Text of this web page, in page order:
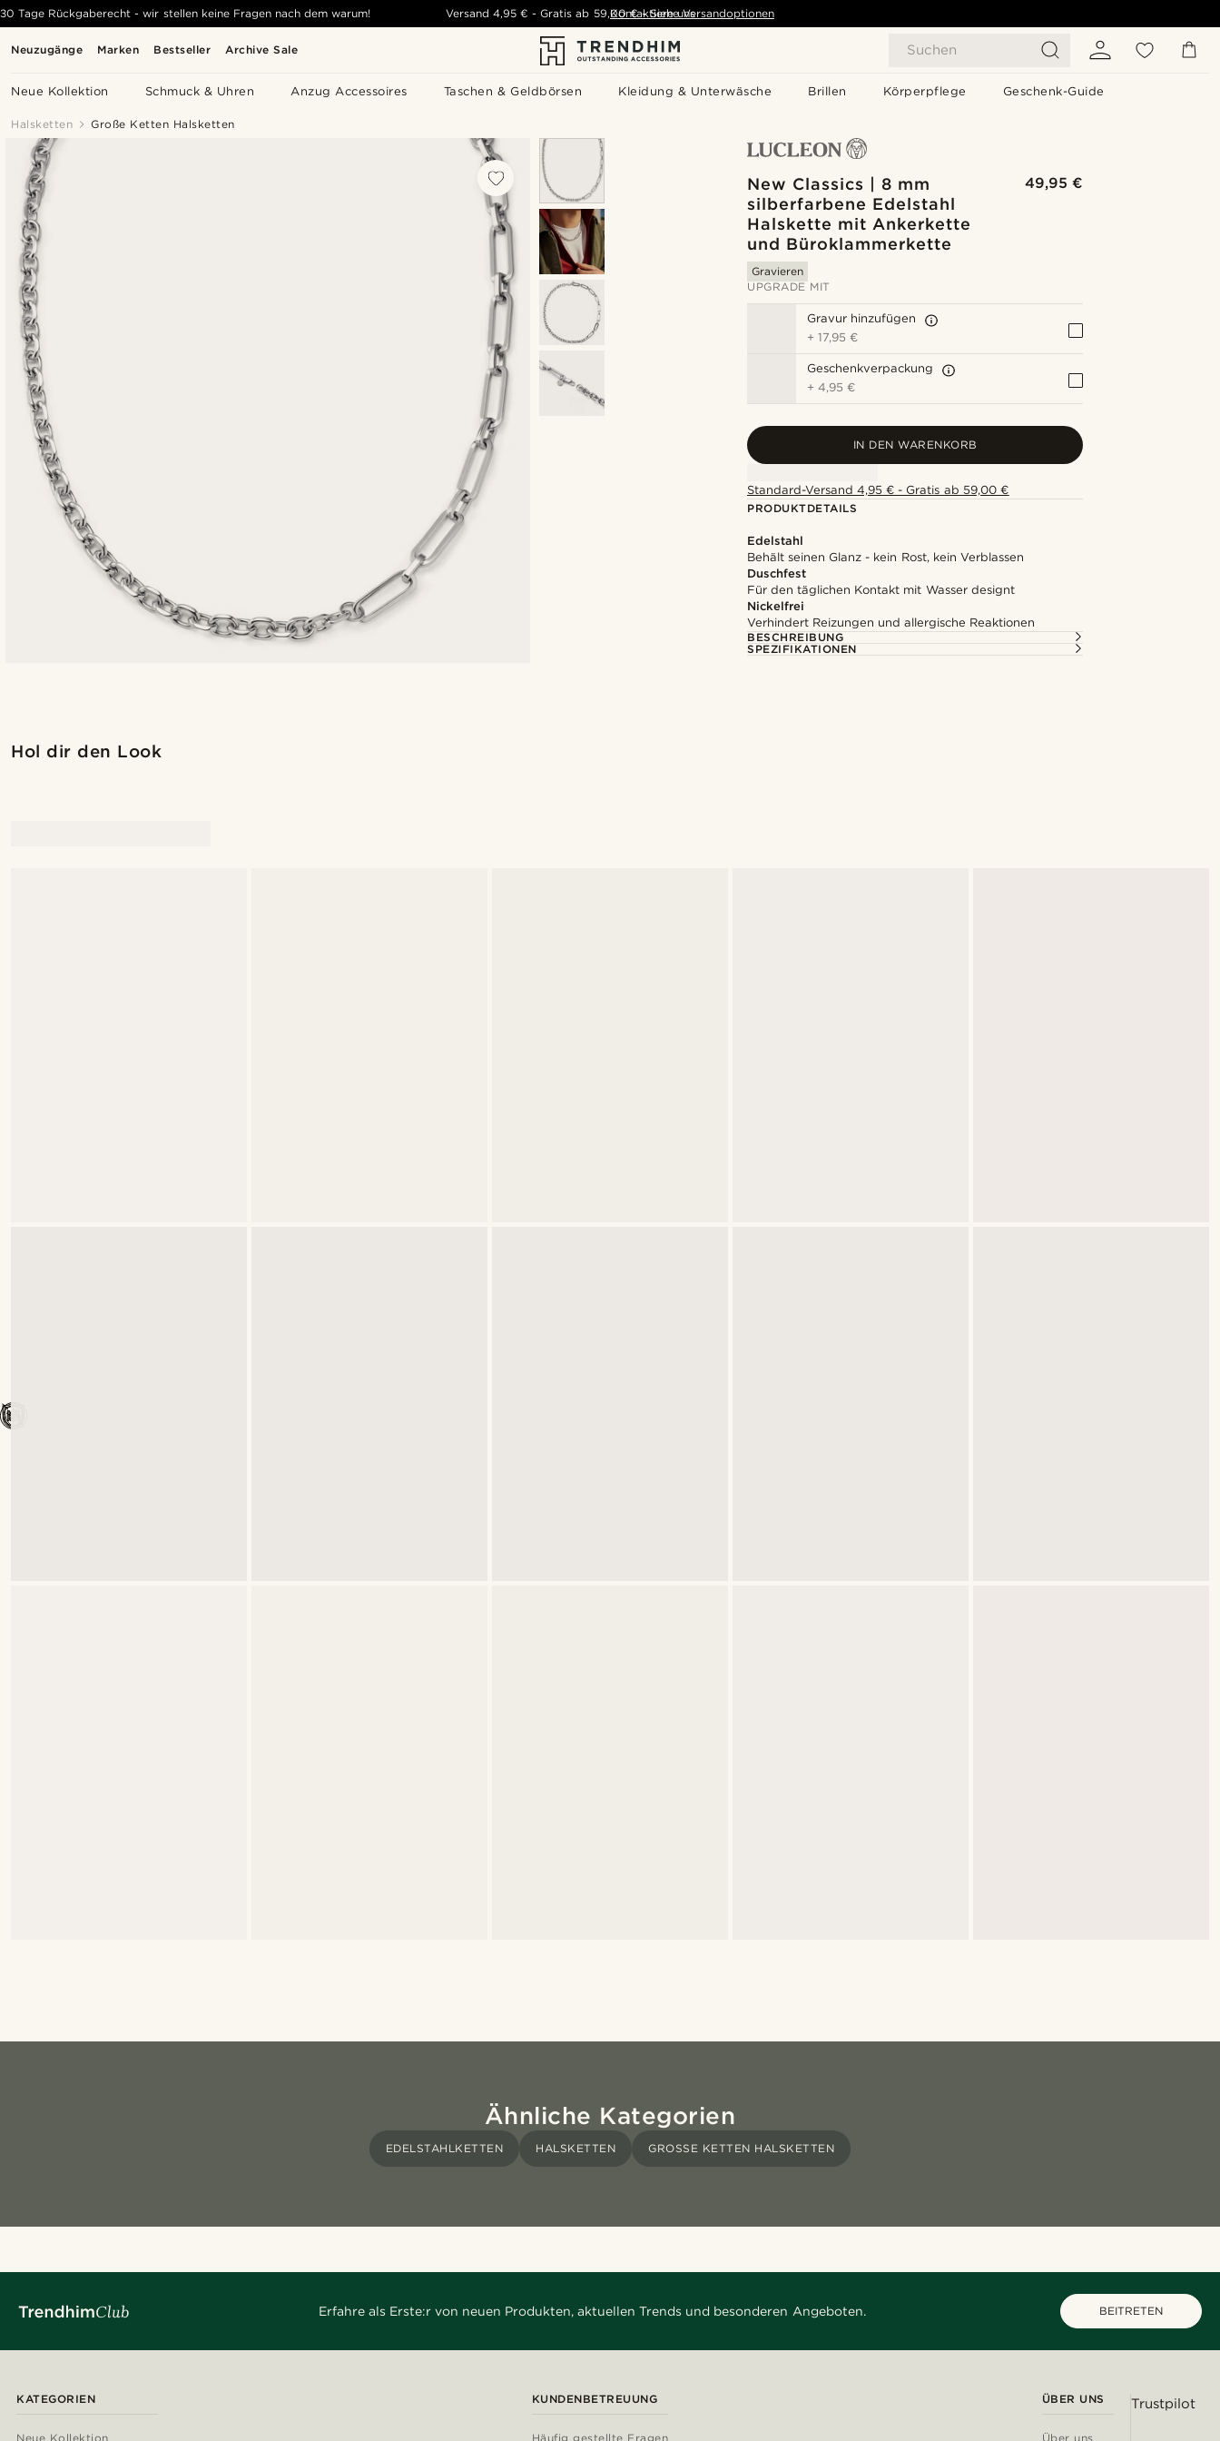
Neuzugänge Marken Bestseller Archive Sale Suchen
Neue Kollektion Schmuck & Uhren Anzug Accessoires Taschen & Geldbörsen Kleidung & Unterwäsche Brillen Körperpflege Geschenk-Guide
30 Tage Rückgaberecht - wir stellen keine Fragen nach dem warum! Versand 4,95 € -Gratis ab 59,00 € - Siehe Versandoptionen
Kontaktiere uns
Halsketten Große Ketten Halsketten
New Classics | 8 mm
silberfarbene Edelstahl
Halskette mit Ankerkette
und Büroklammerkette
49,95 €
Gravieren
UPGRADE MIT
Gravur hinzufügen
+17,95 €
Geschenkverpackung
+4,95 €
IN DEN WARENKORB
Standard-Versand 4,95 € - Gratis ab 59,00 €
PRODUKTDETAILS
Edelstahl
Behält seinen Glanz - kein Rost, kein Verblassen
Duschfest
Für den täglichen Kontakt mit Wasser designt
Nickelfrei
Verhindert Reizungen und allergische Reaktionen
BESCHREIBUNG
SPEZIFIKATIONEN
Hol dir den Look
Ähnliche Kategorien
EDELSTAHLKETTEN HALSKETTEN GROSSE KETTEN HALSKETTEN
Erfahre als Erste:r von neuen Produkten, aktuellen Trends und besonderen Angeboten. BEITRETEN
KATEGORIEN
Neue Kollektion
KUNDENBETREUUNG
Häufig gestellte Fragen
ÜBER UNS
Über uns
Trustpilot